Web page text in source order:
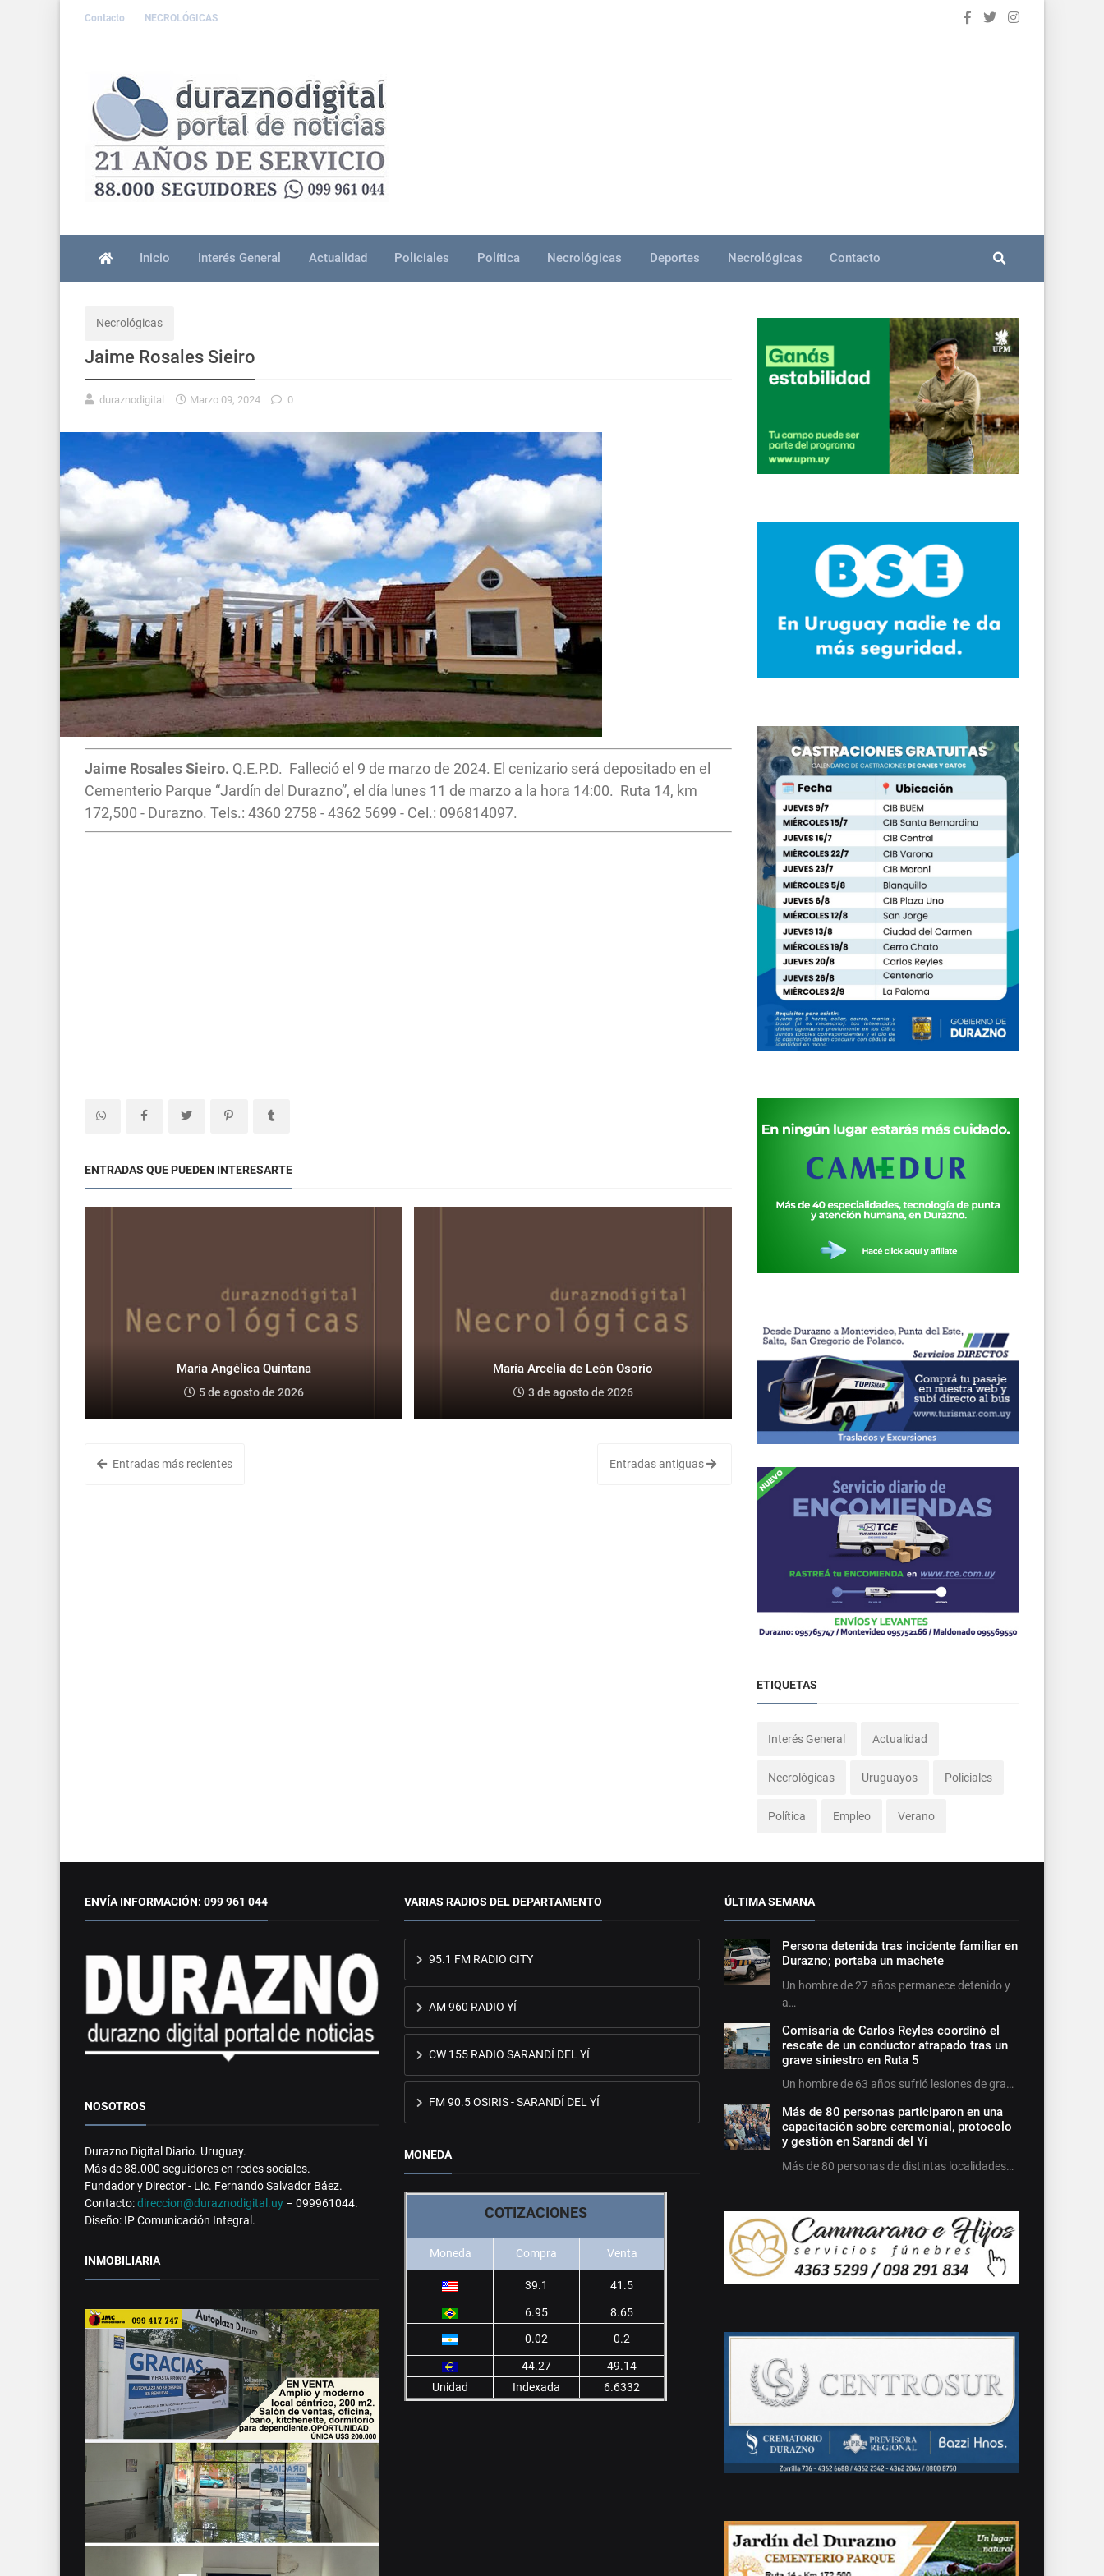
Contacto NECROLÓGICAS
Inicio Interés General Actualidad Policiales Política Necrológicas Deportes Necrológicas Contacto
Necrológicas
Jaime Rosales Sieiro
duraznodigital Marzo 09, 2024 0
Jaime Rosales Sieiro. Q.E.P.D. Falleció el 9 de marzo de 2024. El cenizario será depositado en el
Cementerio Parque “Jardín del Durazno”, el día lunes 11 de marzo a la hora 14:00. Ruta 14, km
172,500 - Durazno. Tels.: 4360 2758 - 4362 5699 - Cel.: 096814097.
ENTRADAS QUE PUEDEN INTERESARTE
María Angélica Quintana
5 de agosto de 2026
María Arcelia de León Osorio
3 de agosto de 2026
Entradas más recientes Entradas antiguas
ETIQUETAS
Interés General Actualidad
Necrológicas Uruguayos Policiales
Política Empleo Verano
ENVÍA INFORMACIÓN: 099 961 044
NOSOTROS
Durazno Digital Diario. Uruguay.
Más de 88.000 seguidores en redes sociales.
Fundador y Director - Lic. Fernando Salvador Báez.
Contacto:direccion@duraznodigital.uy – 099961044.
Diseño: IP Comunicación Integral.
INMOBILIARIA
VARIAS RADIOS DEL DEPARTAMENTO
95.1 FM RADIO CITY
AM 960 RADIO YÍ
CW 155 RADIO SARANDÍ DEL YÍ
FM 90.5 OSIRIS - SARANDÍ DEL YÍ
MONEDA
COTIZACIONES
Moneda Compra Venta
39.1 41.5
6.95
8.65
0.02
0.2
44.27
49.14
Unidad
Indexada 6.6332
ÚLTIMA SEMANA
Persona detenida tras incidente familiar en
Durazno; portaba un machete
Un hombre de 27 años permanece detenido y
a…
Comisaría de Carlos Reyles coordinó el
rescate de un conductor atrapado tras un
grave siniestro en Ruta 5
Un hombre de 63 años sufrió lesiones de gra…
Más de 80 personas participaron en una
capacitación sobre ceremonial, protocolo
y gestión en Sarandí del Yí
Más de 80 personas de distintas localidades…